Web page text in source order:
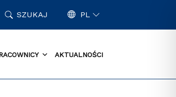
SZUKAJ PL
AKTUALNOŚCI